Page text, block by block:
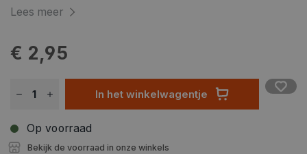
Lees meer
€ 2,95
In het winkelwagentje
Op voorraad
Bekijk de voorraad in onze winkels